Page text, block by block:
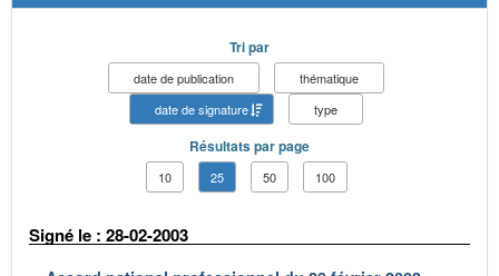
Tri par
date de publication
thématique
date de signature
type
Résultats par page
10 25 50 100
Signé le : 28-02-2003